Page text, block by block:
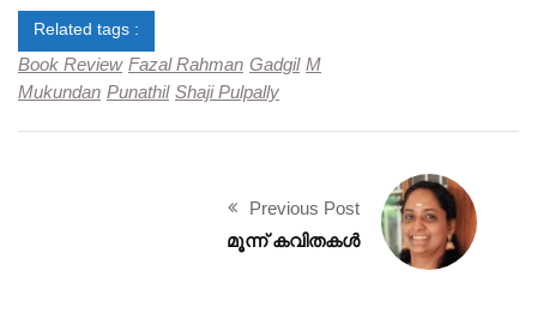
Related tags :
Book Review Fazal Rahman Gadgil M
Mukundan Punathil Shaji Pulpally
Previous Post
മൂന്ന് കവിതകൾ